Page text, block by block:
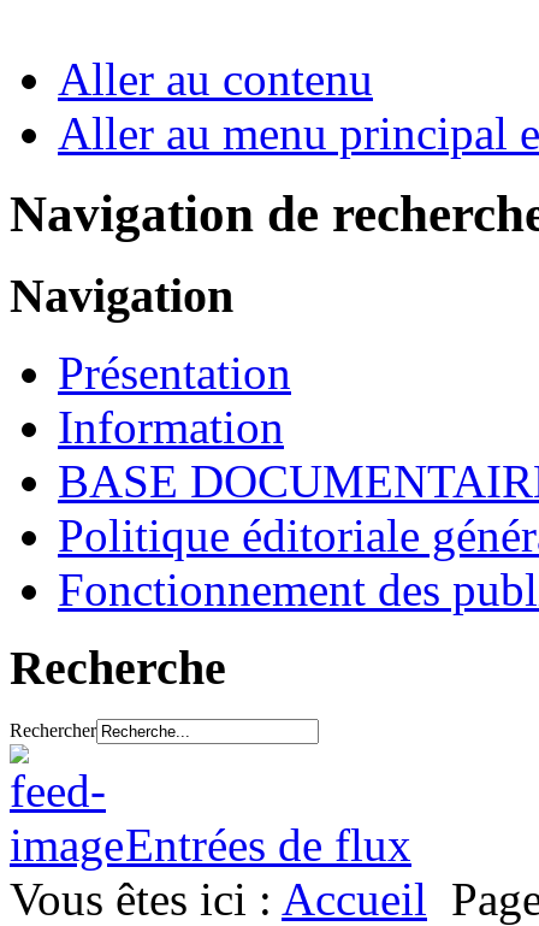
Aller au contenu
Aller au menu principal
Navigation de
Navigation
Présentation
Information
BASE
Politique éditoriale
Fonctionnement des
Recherche
Rechercher
Entrées de flux
Vous êtes ici : Accueil